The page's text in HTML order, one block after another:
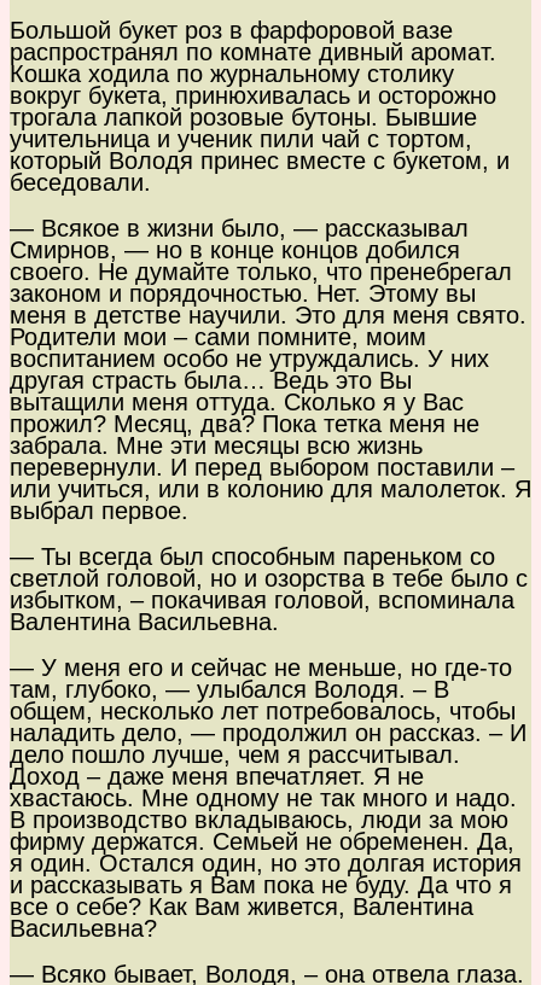
Большой букет роз в фарфоровой вазе
распространял по комнате дивный аромат.
Кошка ходила по журнальному столику
вокруг букета, принюхивалась и осторожно
трогала лапкой розовые бутоны. Бывшие
учительница и ученик пили чай с тортом,
который Володя принес вместе с букетом, и
беседовали.
— Всякое в жизни было, — рассказывал
Смирнов, — но в конце концов добился
своего. Не думайте только, что пренебрегал
законом и порядочностью. Нет. Этому вы
меня в детстве научили. Это для меня свято.
Родители мои – сами помните, моим
воспитанием особо не утруждались. У них
другая страсть была… Ведь это Вы
вытащили меня оттуда. Сколько я у Вас
прожил? Месяц, два? Пока тетка меня не
забрала. Мне эти месяцы всю жизнь
перевернули. И перед выбором поставили –
или учиться, или в колонию для малолеток. Я
выбрал первое.
— Ты всегда был способным пареньком со
светлой головой, но и озорства в тебе было с
избытком, – покачивая головой, вспоминала
Валентина Васильевна.
— У меня его и сейчас не меньше, но где-то
там, глубоко, — улыбался Володя. – В
общем, несколько лет потребовалось, чтобы
наладить дело, — продолжил он рассказ. – И
дело пошло лучше, чем я рассчитывал.
Доход – даже меня впечатляет. Я не
хвастаюсь. Мне одному не так много и надо.
В производство вкладываюсь, люди за мою
фирму держатся. Семьей не обременен. Да,
я один. Остался один, но это долгая история
и рассказывать я Вам пока не буду. Да что я
все о себе? Как Вам живется, Валентина
Васильевна?
— Всяко бывает, Володя, – она отвела глаза.